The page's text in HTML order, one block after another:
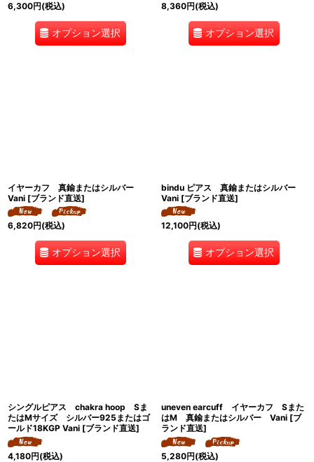
6,300円(税込)
オプション選択
8,360円(税込)
オプション選択
イヤーカフ 真鍮またはシルバー
Vani [ブランド直送]
6,820円(税込)
オプション選択
bindu ピアス 真鍮またはシルバー
Vani [ブランド直送]
12,100円(税込)
オプション選択
シングルピアス chakra hoop Sま
たはMサイズ シルバー925またはゴ
ールド18KGP Vani [ブランド直送]
4,180円(税込)
uneven earcuff イヤーカフ Sまた
はM 真鍮またはシルバー Vani [ブ
ランド直送]
5,280円(税込)